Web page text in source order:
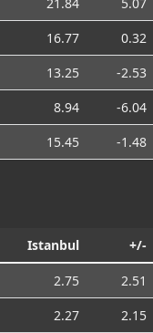
16.77
0.32
13.25
-2.53
8.94
-6.04
15.45 -1.48
Istanbul +/-
2.75
2.51
2.27
2.15